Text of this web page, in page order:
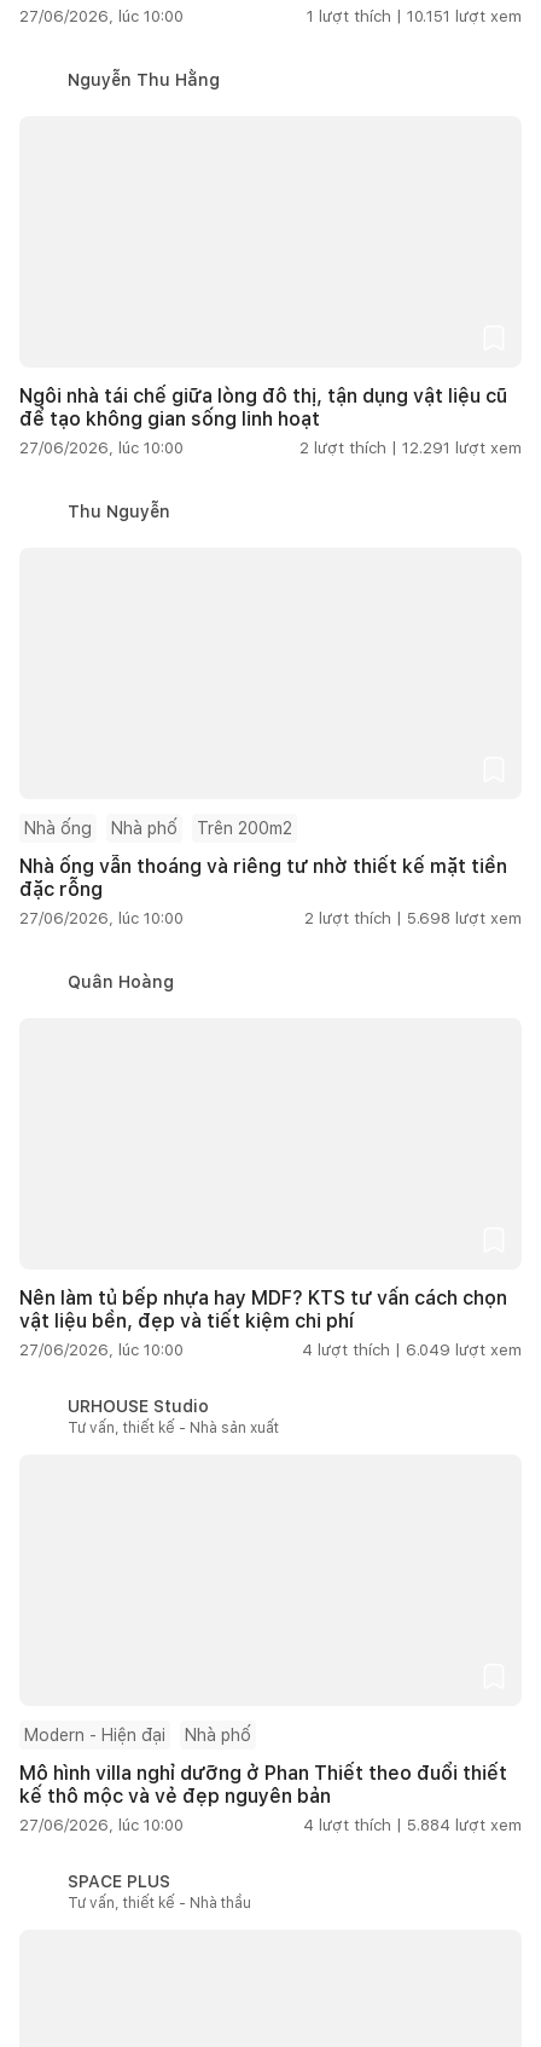
27/06/2026, lúc 10:00 1 lượt thích | 10.151 lượt xem
Nguyễn Thu Hằng
Ngôi nhà tái chế giữa lòng đô thị, tận dụng vật liệu cũ
để tạo không gian sống linh hoạt
27/06/2026, lúc 10:00 2 lượt thích | 12.291 lượt xem
Thu Nguyễn
Nhà ống Nhà phố Trên 200m2
Nhà ống vẫn thoáng và riêng tư nhờ thiết kế mặt tiền
đặc rỗng
27/06/2026, lúc 10:00 2 lượt thích | 5.698 lượt xem
Quân Hoàng
Nên làm tủ bếp nhựa hay MDF? KTS tư vấn cách chọn
vật liệu bền, đẹp và tiết kiệm chi phí
27/06/2026, lúc 10:00 4 lượt thích | 6.049 lượt xem
URHOUSE Studio
Tư vấn, thiết kế - Nhà sản xuất
Modern - Hiện đại Nhà phố
Mô hình villa nghỉ dưỡng ở Phan Thiết theo đuổi thiết
kế thô mộc và vẻ đẹp nguyên bản
27/06/2026, lúc 10:00 4 lượt thích | 5.884 lượt xem
SPACE PLUS
Tư vấn, thiết kế - Nhà thầu